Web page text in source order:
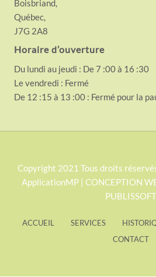
Boisbriand,
Québec,
J7G 2A8
Horaire d’ouverture
Du lundi au jeudi : De 7 :00 à 16 :30
Le vendredi : Fermé
De 12 :15 à 13 :00 : Fermé pour la
S
Copyright 2021 Tous droits
ApplicationMP | CONCEPTION
PUBLISSOFT
ACCUEIL SERVICES
CONTACT